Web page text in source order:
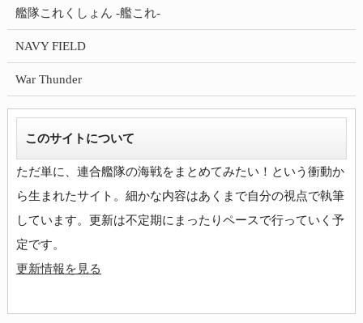
艦隊これくしょん -艦これ-
NAVY FIELD
War Thunder
このサイトについて
ただ単に、連合艦隊の海戦をまとめてみたい！という衝動か
ら生まれたサイト。細かな内容はあくまで自分の視点で執筆
しています。更新は不定期にまったりペースで行っていく予
更新情報を見る